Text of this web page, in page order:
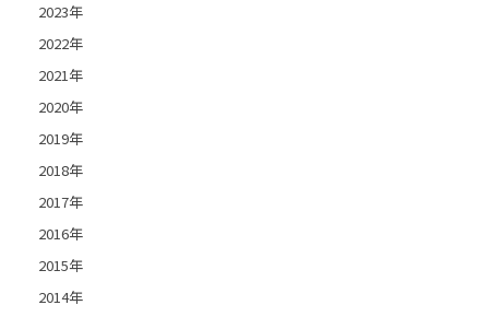
2023年
2022年
2021年
2020年
2019年
2018年
2017年
2016年
2015年
2014年